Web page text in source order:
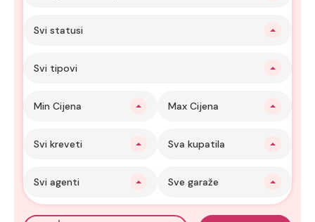
Svi statusi
Svi tipovi
Min Cijena Max Cijena
Svi kreveti Sva kupatila
Svi agenti Sve garaže